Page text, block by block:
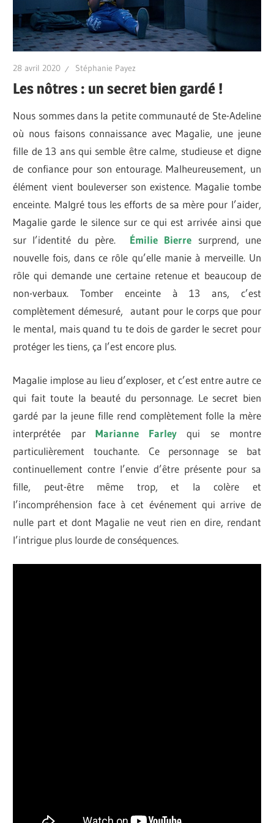
28 avril 2020 Stéphanie Payez
Les nôtres : un secret bien gardé !
Nous sommes dans la petite communauté de Ste-Adeline
où nous faisons connaissance avec Magalie, une jeune
fille de 13 ans qui semble être calme, studieuse et digne
de confiance pour son entourage. Malheureusement, un
élément vient bouleverser son existence. Magalie tombe
enceinte. Malgré tous les efforts de sa mère pour l’aider,
Magalie garde le silence sur ce qui est arrivée ainsi que
sur l’identité du père. Émilie Bierre surprend, une
nouvelle fois, dans ce rôle qu’elle manie à merveille. Un
rôle qui demande une certaine retenue et beaucoup de
non-verbaux. Tomber enceinte à 13 ans, c’est
complètement démesuré, autant pour le corps que pour
le mental, mais quand tu te dois de garder le secret pour
protéger les tiens, ça l’est encore plus.
Magalie implose au lieu d’exploser, et c’est entre autre ce
qui fait toute la beauté du personnage. Le secret bien
gardé par la jeune fille rend complètement folle la mère
interprétée par Marianne Farleyqui se montre
particulièrement touchante. Ce personnage se bat
continuellement contre l’envie d’être présente pour sa
fille, peut-être même trop, et la colère et
l’incompréhension face à cet événement qui arrive de
nulle part et dont Magalie ne veut rien en dire, rendant
l’intrigue plus lourde de conséquences.